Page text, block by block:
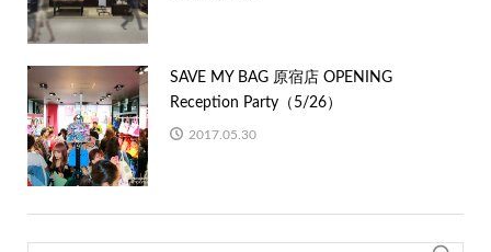
SAVE MY BAG 原宿店 OPENING
Reception Party（5/26）
2017.05.30